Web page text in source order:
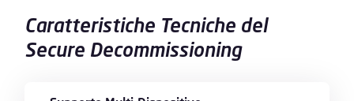
Caratteristiche Tecniche del
Secure Decommissioning